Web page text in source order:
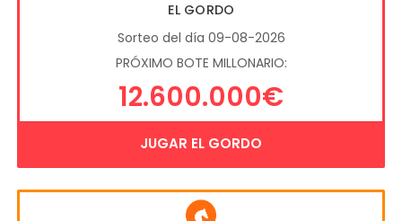
EL GORDO
Sorteo del día 09-08-2026
PRÓXIMO BOTE MILLONARIO:
12.600.000€
JUGAR EL GORDO